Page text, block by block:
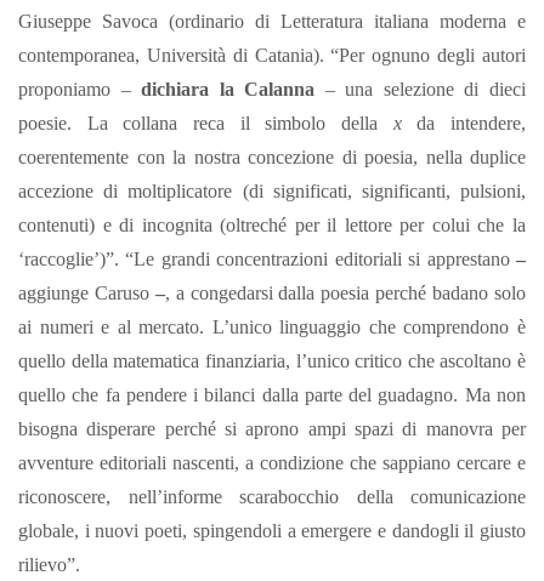
Giuseppe Savoca (ordinario di Letteratura italiana moderna e
contemporanea, Università di Catania). “Per ognuno degli autori
proponiamo –dichiara la Calanna – una selezione di dieci
poesie. La collana reca il simbolo della xda intendere,
coerentemente con la nostra concezione di poesia, nella duplice
accezione di moltiplicatore (di significati, significanti, pulsioni,
contenuti) e di incognita (oltreché per il lettore per colui che la
‘raccoglie’)”. “Le grandi concentrazioni editoriali si apprestano –
aggiunge Caruso–, a congedarsi dalla poesia perché badano solo
ai numeri e al mercato. L’unico linguaggio che comprendono è
quello della matematica finanziaria, l’unico critico che ascoltano è
quello che fa pendere i bilanci dalla parte del guadagno. Ma non
bisogna disperare perché si aprono ampi spazi di manovra per
avventure editoriali nascenti, a condizione che sappiano cercare e
riconoscere, nell’informe scarabocchio della comunicazione
globale, i nuovi poeti, spingendoli a emergere e dandogli il giusto
rilievo”.